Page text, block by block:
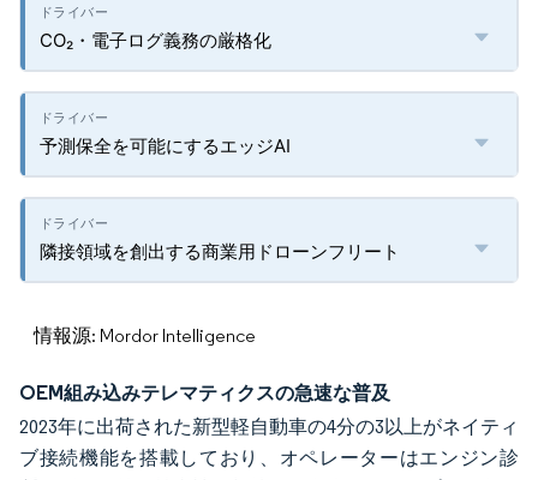
CO₂・電子ログ義務の厳格化
予測保全を可能にするエッジAI
隣接領域を創出する商業用ドローンフリート
情報源: Mordor Intelligence
OEM組み込みテレマティクスの急速な普及
2023年に出荷された新型軽自動車の4分の3以上がネイティ
ブ接続機能を搭載しており、オペレーターはエンジン診